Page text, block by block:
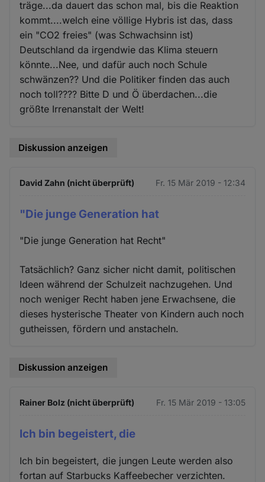
träge...da dauert das schon mal, bis die Reaktion
kommt....welch eine völlige Hybris ist das, dass
ein "CO2 freies" (was Schwachsinn ist)
Deutschland da irgendwie das Klima steuern
könnte...Nee, und dafür auch noch Schule
schwänzen?? Und die Politiker finden das auch
noch toll???? Bitte D und Ö überdachen...die
größte Irrenanstalt der Welt!
Diskussion anzeigen
David Zahn (nicht überprüft) Fr. 15 Mär 2019 - 12:34
"Die junge Generation hat
"Die junge Generation hat Recht"
Tatsächlich? Ganz sicher nicht damit, politischen
Ideen während der Schulzeit nachzugehen. Und
noch weniger Recht haben jene Erwachsene, die
dieses hysterische Theater von Kindern auch noch
gutheissen, fördern und anstacheln.
Diskussion anzeigen
Rainer Bolz (nicht überprüft) Fr. 15 Mär 2019 - 13:05
Ich bin begeistert, die
Ich bin begeistert, die jungen Leute werden also
fortan auf Starbucks Kaffeebecher verzichten.